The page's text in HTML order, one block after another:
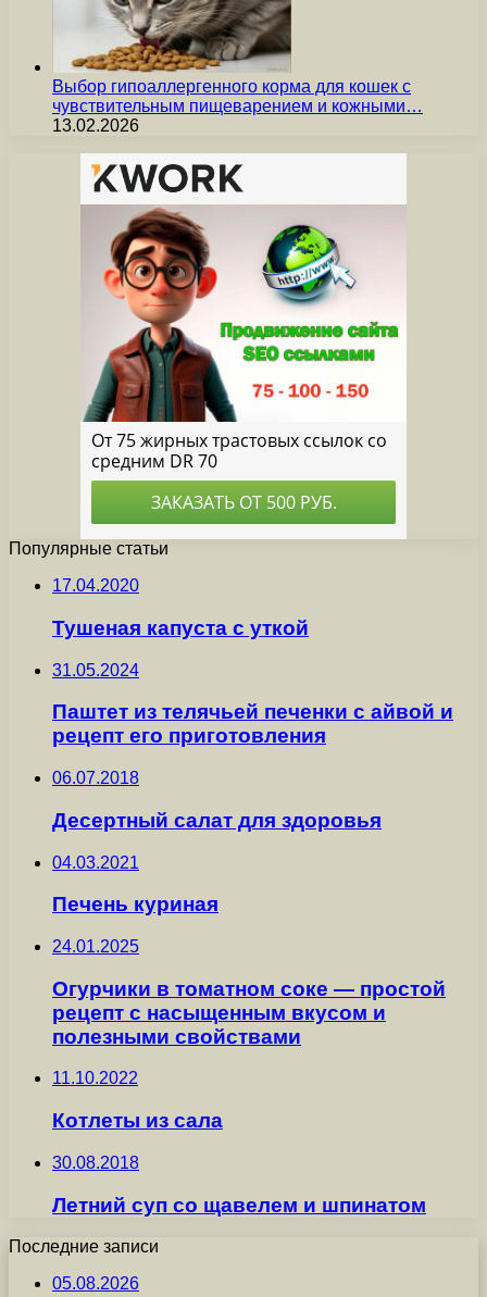
Выбор гипоаллергенного корма для кошек с
чувствительным пищеварением и кожными…
13.02.2026
Популярные статьи
17.04.2020
Тушеная капуста с уткой
31.05.2024
Паштет из телячьей печенки с айвой и
рецепт его приготовления
06.07.2018
Десертный салат для здоровья
04.03.2021
Печень куриная
24.01.2025
Огурчики в томатном соке — простой
рецепт с насыщенным вкусом и
полезными свойствами
11.10.2022
Котлеты из сала
30.08.2018
Летний суп со щавелем и шпинатом
Последние записи
05.08.2026